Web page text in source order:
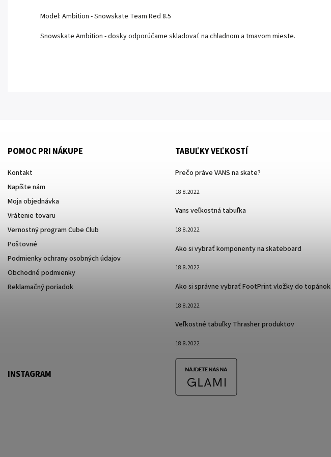
Model: Ambition - Snowskate Team Red 8.5
Snowskate Ambition - dosky odporúčame skladovať na chladnom a tmavom mieste.
POMOC PRI NÁKUPE
Kontakt
Napíšte nám
Moja objednávka
Vrátenie tovaru
Vernostný program Cube Club
Poštovné
Podmienky ochrany osobných údajov
Obchodné podmienky
Reklamačný poriadok
TABUĽKY VEĽKOSTÍ
Prečo práve VANS na skate?
18.8.2022
Vans veľkostná tabuľka
18.8.2022
Ako si vybrať komponenty na skateboard
18.8.2022
Ako si správne vybrať FootPrint vložky do topánok
18.8.2022
Veľkostné tabuľky Thrasher produktov
18.8.2022
INSTAGRAM